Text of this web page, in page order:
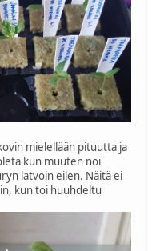
mielellään pituutta ja
kun muuten noi
latvoin eilen. Näitä ei
kun toi huuhdeltu